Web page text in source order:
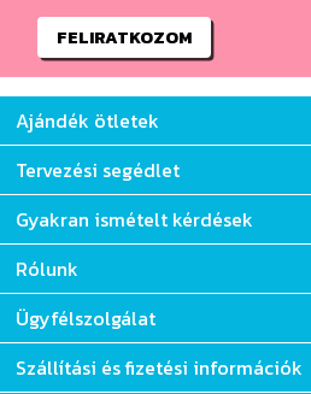
FELIRATKOZOM
Ajándék ötletek
Tervezési segédlet
Gyakran ismételt kérdések
Rólunk
Ügyfélszolgálat
Szállítási és fizetési információk